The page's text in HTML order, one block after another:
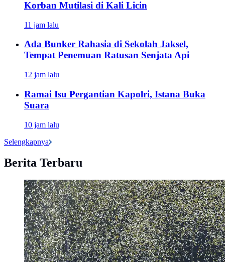
Korban Mutilasi di Kali Licin
11 jam lalu
Ada Bunker Rahasia di Sekolah Jaksel,
Tempat Penemuan Ratusan Senjata Api
12 jam lalu
Ramai Isu Pergantian Kapolri, Istana Buka
Suara
10 jam lalu
Selengkapnya
Berita Terbaru